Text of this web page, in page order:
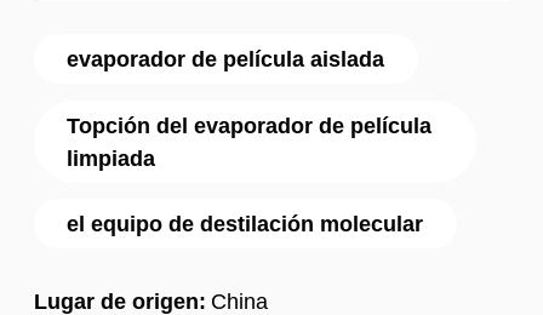
evaporador de película aislada
Topción del evaporador de película
limpiada
el equipo de destilación molecular
Lugar de origen: China